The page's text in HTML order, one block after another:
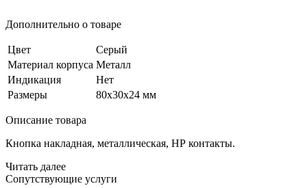
Дополнительно о товаре
Цвет
Серый
Материал корпуса Металл
Индикация
Нет
Размеры
80х30х24 мм
Описание товара
Кнопка накладная, металлическая, НР контакты.
Читать далее
Сопутствующие услуги